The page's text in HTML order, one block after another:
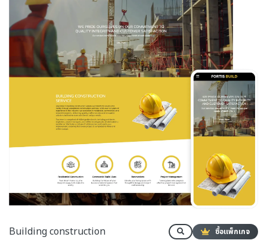
Building construction ซื้อแพ็กเกจ